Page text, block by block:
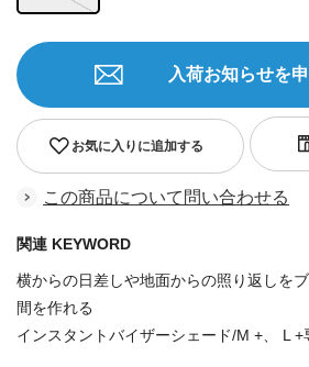
お気に入りに追加する
入荷お知らせを
この商品について問い合わせる
関連 KEYWORD
横からの日差しや地面からの照り返しを
間を作れる
インスタントバイザーシェード/M +、 L